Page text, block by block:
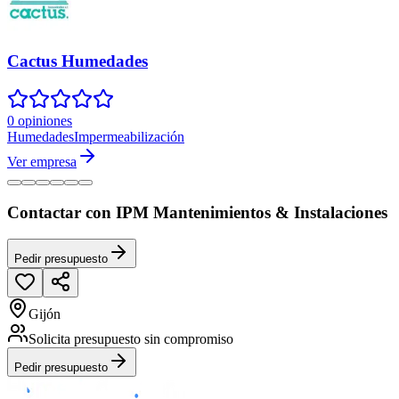
Cactus Humedades
0 opiniones
HumedadesImpermeabilización
Ver empresa
Contactar con IPM Mantenimientos & Instalaciones
Pedir presupuesto
Gijón
Solicita presupuesto sin compromiso
Pedir presupuesto